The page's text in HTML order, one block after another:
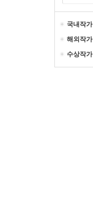
국내작가
해외작가
수상작가